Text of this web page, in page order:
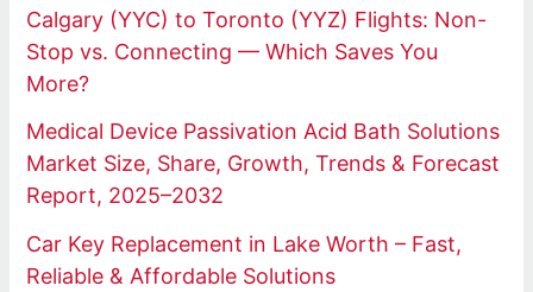
Calgary (YYC) to Toronto (YYZ) Flights: Non-
Stop vs. Connecting — Which Saves You
More?
Medical Device Passivation Acid Bath Solutions
Market Size, Share, Growth, Trends & Forecast
Report, 2025–2032
Car Key Replacement in Lake Worth – Fast,
Reliable & Affordable Solutions